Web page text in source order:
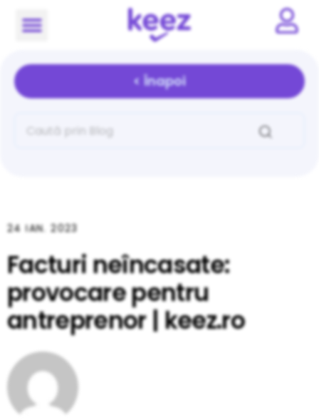
< Înapoi
24 IAN. 2023
Facturi neîncasate:
provocare pentru
antreprenor | keez.ro